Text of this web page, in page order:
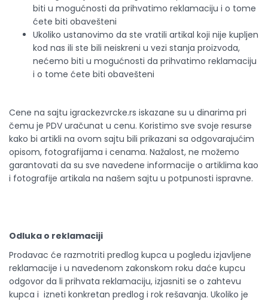
biti u mogućnosti da prihvatimo reklamaciju i o tome
ćete biti obavešteni
Ukoliko ustanovimo da ste vratili artikal koji nije kupljen
kod nas ili ste bili neiskreni u vezi stanja proizvoda,
nećemo biti u mogućnosti da prihvatimo reklamaciju
i o tome ćete biti obavešteni
Cene na sajtu igrackezvrcke.rs iskazane su u dinarima pri
čemu je PDV uračunat u cenu. Koristimo sve svoje resurse
kako bi artikli na ovom sajtu bili prikazani sa odgovarajućim
opisom, fotografijama i cenama. Nažalost, ne možemo
garantovati da su sve navedene informacije o artiklima kao
i fotografije artikala na našem sajtu u potpunosti ispravne.
Odluka o reklamaciji
Prodavac će razmotriti predlog kupca u pogledu izjavljene
reklamacije i u navedenom zakonskom roku daće kupcu
odgovor da li prihvata reklamaciju, izjasniti se o zahtevu
kupca i izneti konkretan predlog i rok rešavanja. Ukoliko je